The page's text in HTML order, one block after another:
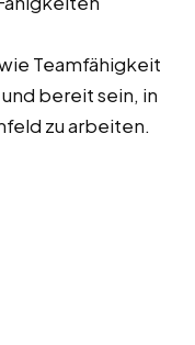
Teamfähigkeit
bereit sein, in
zu arbeiten.